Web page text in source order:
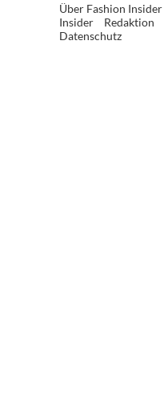
Über Fashion Insider
Insider
Redaktion
Datenschutz